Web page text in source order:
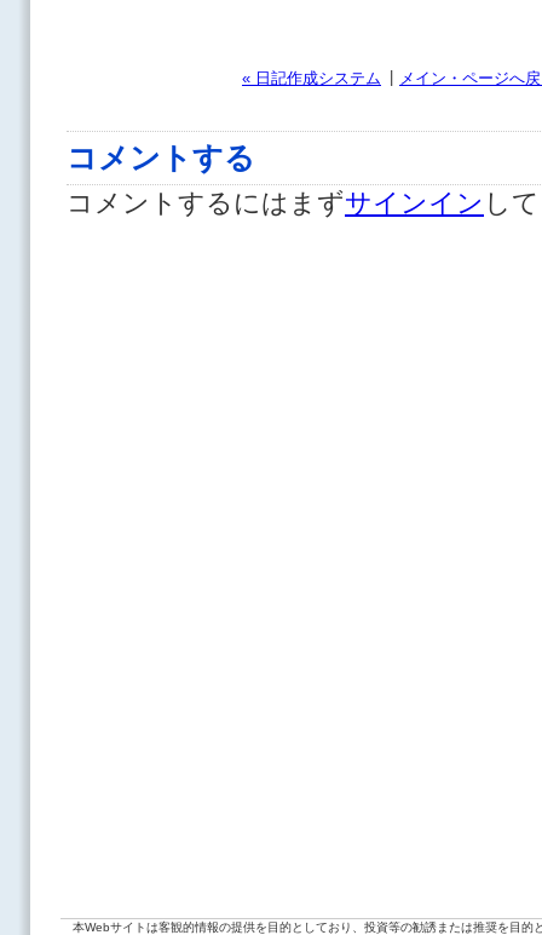
« 日記作成システム | メイン・ページへ
コメントする
コメントするにはまずサインイン し
本Webサイトは客観的情報の提供を目的としており、投資等の勧誘または推奨を目